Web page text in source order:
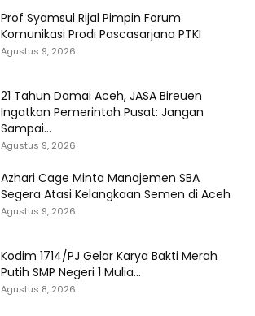
Prof Syamsul Rijal Pimpin Forum
Komunikasi Prodi Pascasarjana PTKI
Agustus 9, 2026
21 Tahun Damai Aceh, JASA Bireuen
Ingatkan Pemerintah Pusat: Jangan
Sampai...
Agustus 9, 2026
Azhari Cage Minta Manajemen SBA
Segera Atasi Kelangkaan Semen di Aceh
Agustus 9, 2026
Kodim 1714/PJ Gelar Karya Bakti Merah
Putih SMP Negeri 1 Mulia...
Agustus 8, 2026